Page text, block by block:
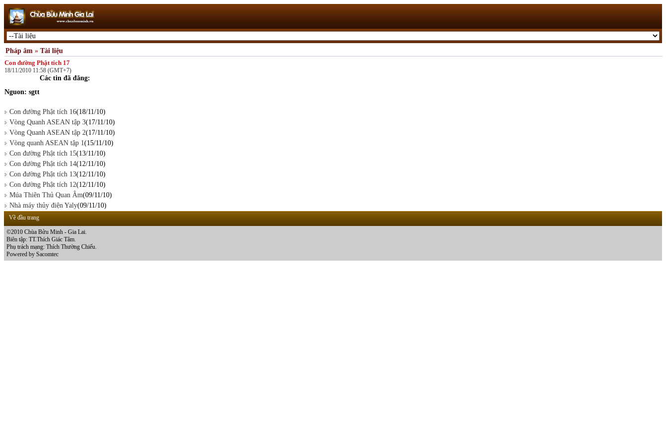
Pháp âm » Tài liệu
Con đường Phật tích 17
18/11/2010 11:58 (GMT+7)
Nguon: sgtt
Các tin đã đăng:
Con đường Phật tích 16(18/11/10)
Vòng Quanh ASEAN tập 3(17/11/10)
Vòng Quanh ASEAN tập 2(17/11/10)
Vòng quanh ASEAN tập 1(15/11/10)
Con đường Phật tích 15(13/11/10)
Con đường Phật tích 14(12/11/10)
Con đường Phật tích 13(12/11/10)
Con đường Phật tích 12(12/11/10)
Múa Thiên Thủ Quan Âm(09/11/10)
Nhà máy thủy điện Yaly(09/11/10)
Về đầu trang
©2010 Chùa Bửu Minh - Gia Lai.
Biên tập: TT.Thích Giác Tâm.
Phụ trách mạng: Thích Thường Chiếu.
Powered by Sacomtec